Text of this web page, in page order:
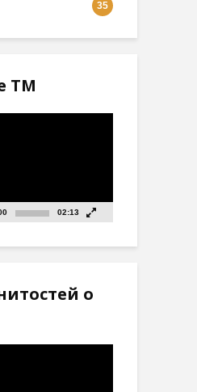
35
ТМ
02:13
о